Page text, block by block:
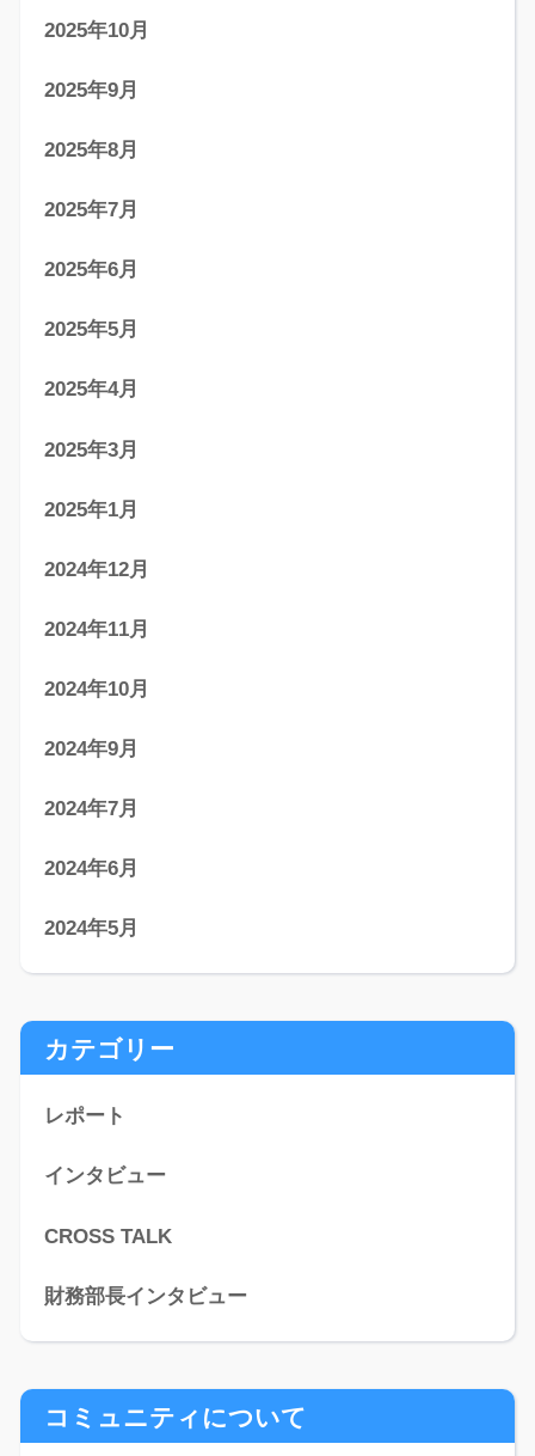
2025年10月
2025年9月
2025年8月
2025年7月
2025年6月
2025年5月
2025年4月
2025年3月
2025年1月
2024年12月
2024年11月
2024年10月
2024年9月
2024年7月
2024年6月
2024年5月
カテゴリー
レポート
インタビュー
CROSS TALK
財務部長インタビュー
コミュニティについて